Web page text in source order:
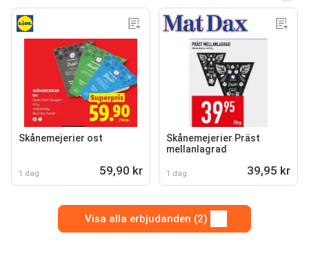
Skånemejerier ost
1 dag 59,90 kr
Skånemejerier Präst
mellanlagrad
1 dag 39,95 kr
Visa alla erbjudanden (2)